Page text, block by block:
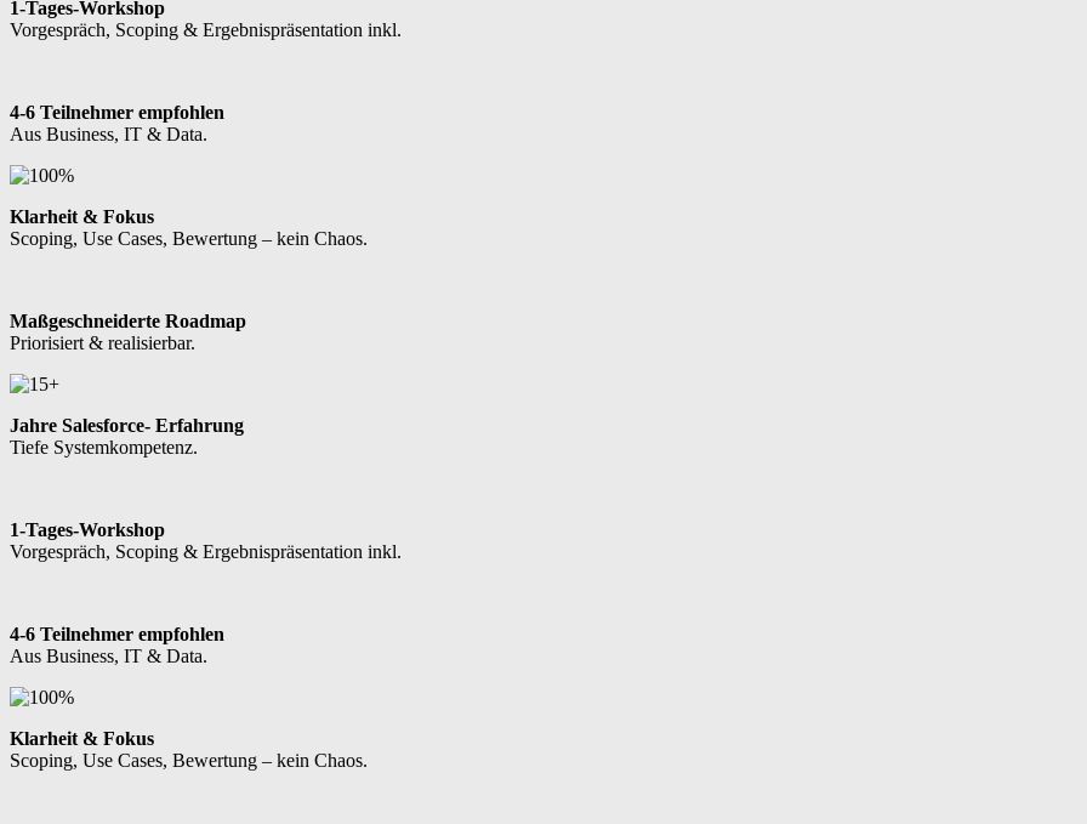
1-Tages-Workshop
Vorgespräch, Scoping & Ergebnispräsentation inkl.
4-6 Teilnehmer empfohlen
Aus Business, IT & Data.
Klarheit & Fokus
Scoping, Use Cases, Bewertung – kein Chaos.
Maßgeschneiderte Roadmap
Priorisiert & realisierbar.
Jahre Salesforce- Erfahrung
Tiefe Systemkompetenz.
1-Tages-Workshop
Vorgespräch, Scoping & Ergebnispräsentation inkl.
4-6 Teilnehmer empfohlen
Aus Business, IT & Data.
Klarheit & Fokus
Scoping, Use Cases, Bewertung – kein Chaos.